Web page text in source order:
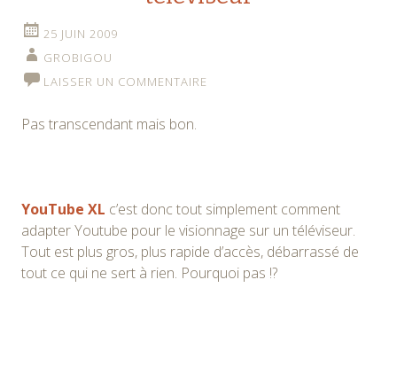
25 JUIN 2009
GROBIGOU
LAISSER UN COMMENTAIRE
Pas transcendant mais bon.
YouTube XL c’est donc tout simplement comment
adapter Youtube pour le visionnage sur un téléviseur.
Tout est plus gros, plus rapide d’accès, débarrassé de
tout ce qui ne sert à rien. Pourquoi pas !?